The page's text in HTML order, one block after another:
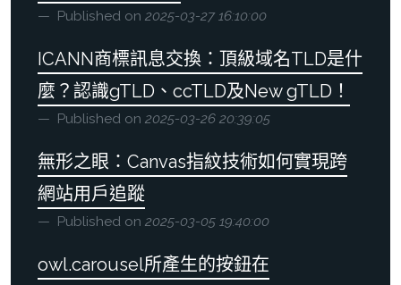
Published on 2025-03-27 16:10:00
ICANN商標訊息交換：頂級域名TLD是什
麼？認識gTLD、ccTLD及New gTLD！
Published on 2025-03-26 20:39:05
無形之眼：Canvas指紋技術如何實現跨
網站用戶追蹤
Published on 2025-03-05 19:40:00
owl.carousel所產生的按鈕在